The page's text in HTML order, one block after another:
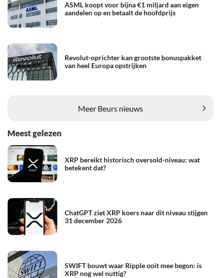
ASML koopt voor bijna €1 miljard aan eigen
aandelen op en betaalt de hoofdprijs
Revolut-oprichter kan grootste bonuspakket
van heel Europa opstrijken
Meer Beurs nieuws
Meest gelezen
XRP bereikt historisch oversold-niveau: wat
betekent dat?
ChatGPT ziet XRP koers naar dit niveau stijgen
31 december 2026
SWIFT bouwt waar Ripple ooit mee begon: is
XRP nog wel nuttig?